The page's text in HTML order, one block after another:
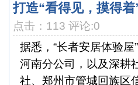
打造“看得见，摸得
点击：113 评论:0
据悉，“长者安居体验
河南分公司，以及深耕
社、郑州市管城回族区